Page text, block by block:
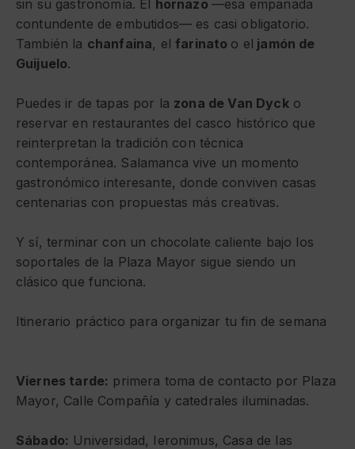
sin su gastronomía. El hornazo —esa empanada
contundente de embutidos— es casi obligatorio.
También la chanfaina, elfarinato o el jamón de
Guijuelo.
Puedes ir de tapas por la zona de Van Dycko
reservar en restaurantes del casco histórico que
reinterpretan la tradición con técnica
contemporánea. Salamanca vive un momento
gastronómico interesante, donde conviven casas
centenarias con propuestas más creativas.
Y sí, terminar con un chocolate caliente bajo los
soportales de la Plaza Mayor sigue siendo un
clásico que funciona.
Itinerario práctico para organizar tu fin de semana
Viernes tarde: primera toma de contacto por Plaza
Mayor, Calle Compañía y catedrales iluminadas.
Sábado: Universidad, Ieronimus, Casa de las